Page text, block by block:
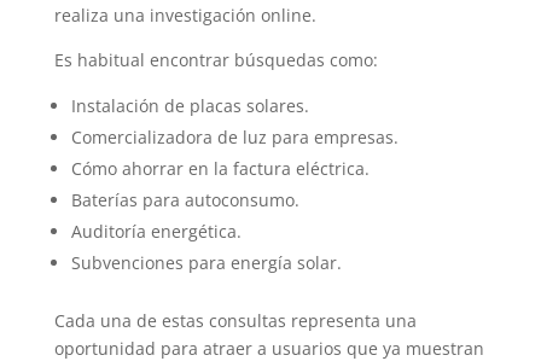
realiza una investigación online.
Es habitual encontrar búsquedas como:
Instalación de placas solares.
Comercializadora de luz para empresas.
Cómo ahorrar en la factura eléctrica.
Baterías para autoconsumo.
Auditoría energética.
Subvenciones para energía solar.
Cada una de estas consultas representa una
oportunidad para atraer a usuarios que ya muestran